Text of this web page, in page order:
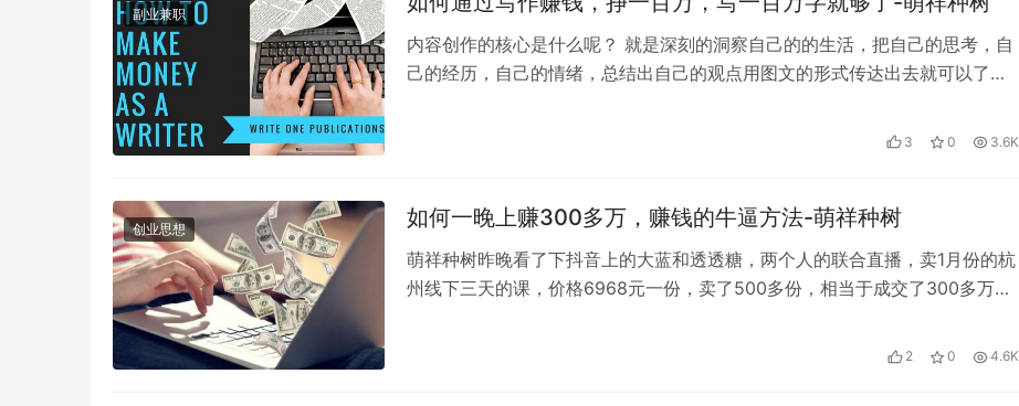
副业兼职
内容创作的核心是什么呢？ 就是深刻的洞察自己的的生活，把自己的思考，自
己的经历，自己的情绪，总结出自己的观点用图文的形式传达出去就可以了。
3 0 3.6K
创业思想 如何一晚上赚300多万，赚钱的牛逼方法-萌祥种树
萌祥种树昨晚看了下抖音上的大蓝和透透糖，两个人的联合直播，卖1月份的杭
州线下三天的课，价格6968元一份，卖了500多份，相当于成交了300多万。
2 0 4.6K